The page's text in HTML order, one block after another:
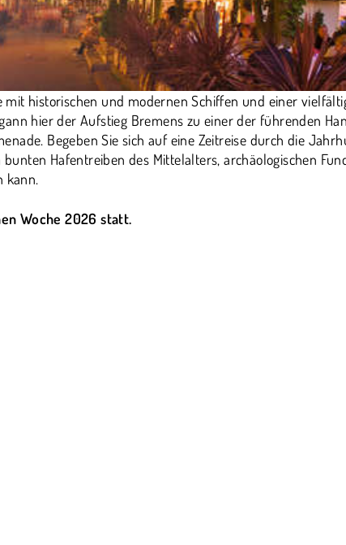
historischen und modernen Schiffen und einer
hier der Aufstieg Bremens zu einer der führenden
Begeben Sie sich auf eine Zeitreise durch die
Hafentreiben des Mittelalters, archäologischen
kann.
Woche 2026 statt.